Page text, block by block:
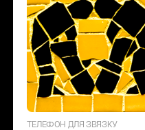
ТЕЛЕФОН ДЛЯ ЗВʼЯЗКУ